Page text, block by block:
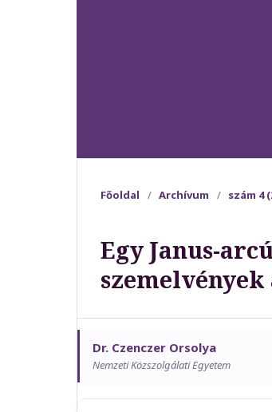
Főoldal / Archívum / szám 4
Egy Janus-
Dr. Czenczer Orsolya
Nemzeti Közszolgálati Egyetem